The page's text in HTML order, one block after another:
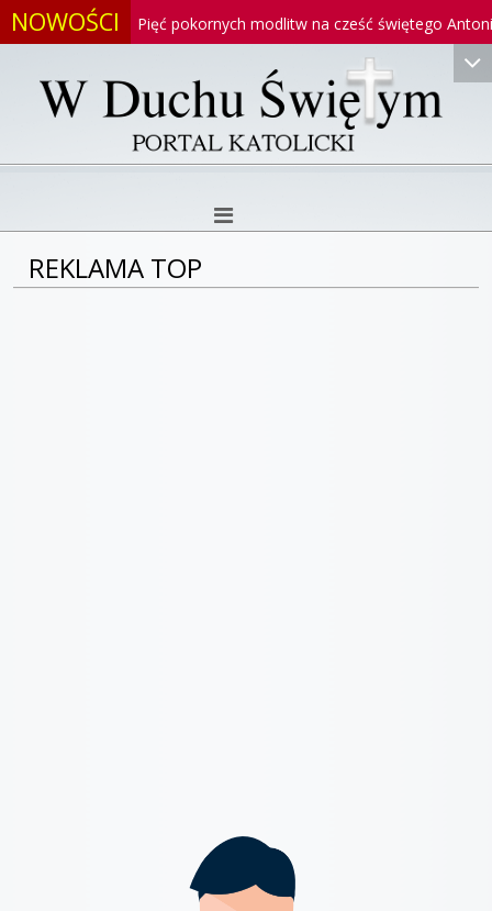
NOWOŚCIPięć pokornych modlitw na cześć świętego Antoniego
REKLAMA TOP